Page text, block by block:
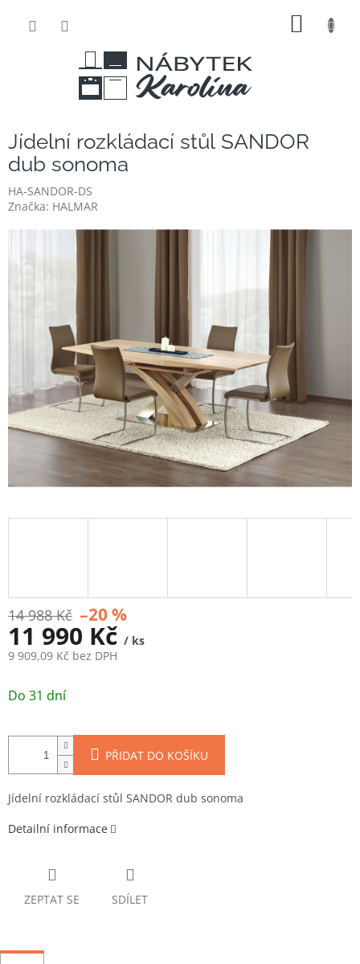
Jídelní rozkládací stůl SANDOR
dub sonoma
HA-SANDOR-DS
Značka: HALMAR
14 988 Kč –20 %
11 990 Kč / ks
9 909,09 Kč bez DPH
cena:
Do 31 dní
PŘIDAT DO KOŠÍKU
Jídelní rozkládací stůl SANDOR dub sonoma
Detailní informace
ZEPTAT SE SDÍLET